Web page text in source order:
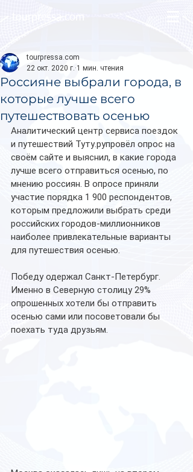
Россияне выбрали города, в
которые лучше всего
путешествовать осенью
tourpressa.com
22 окт. 2020 г. 1 мин. чтения
Аналитический центр сервиса поездок
и путешествий Туту.рупровёл опрос на
своём сайте и выяснил, в какие города
лучше всего отправиться осенью, по
мнению россиян. В опросе приняли
участие порядка 1 900 респондентов,
которым предложили выбрать среди
российских городов-миллионников
наиболее привлекательные варианты
для путешествия осенью.
Победу одержал Санкт-Петербург.
Именно в Северную столицу 29%
опрошенных хотели бы отправить
осенью сами или посоветовали бы
поехать туда друзьям.